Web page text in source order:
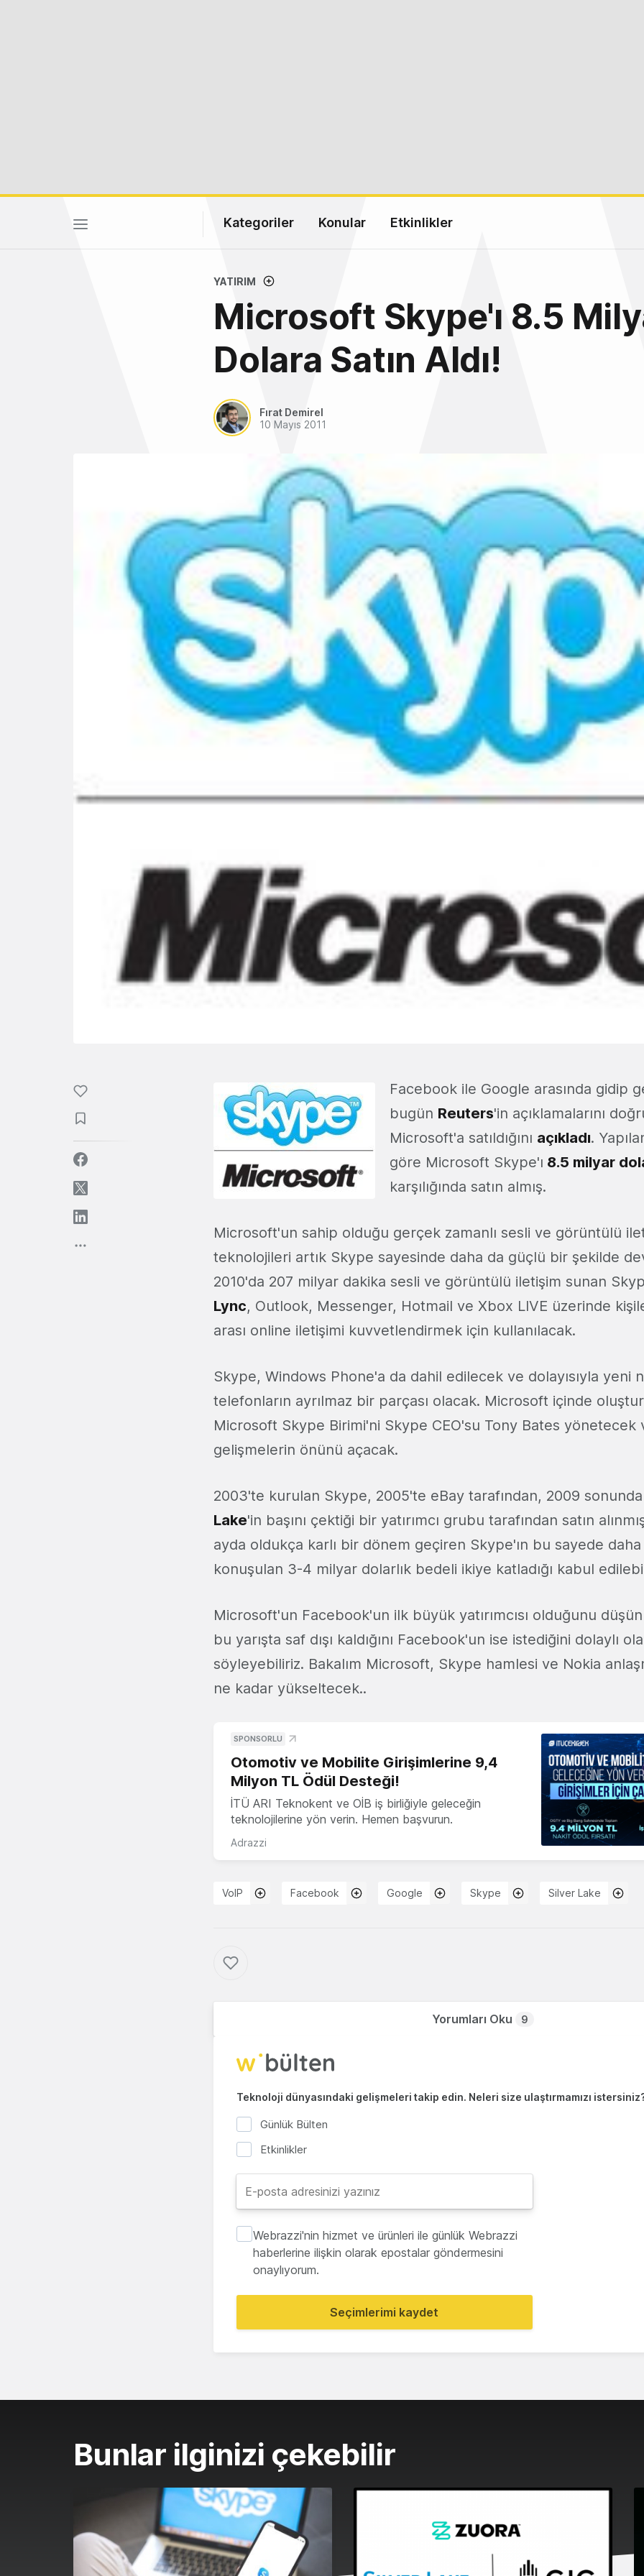
Kategoriler Konular Etkinlikler
YATIRIM
Microsoft Skype'ı 8.5
Dolara Satın Aldı!
Fırat Demirel
10 Mayıs 2011
Facebook ile Google arasında gidip
bugün Reuters'in açıklamalarını
Microsoft'a satıldığını açıkladı.
göre Microsoft Skype'ı 8.5 milyar
karşılığında satın almış.
Microsoft'un sahip olduğu gerçek zamanlı sesli ve görüntülü
teknolojileri artık Skype sayesinde daha da güçlü bir şekilde
2010'da 207 milyar dakika sesli ve görüntülü iletişim sunan
Lync, Outlook, Messenger, Hotmail ve Xbox LIVE üzerinde
arası online iletişimi kuvvetlendirmek için kullanılacak.
Skype, Windows Phone'a da dahil edilecek ve dolayısıyla yeni
telefonların ayrılmaz bir parçası olacak. Microsoft içinde
Microsoft Skype Birimi'ni Skype CEO'su Tony Bates yönetecek
gelişmelerin önünü açacak.
2003'te kurulan Skype, 2005'te eBay tarafından, 2009
Lake'in başını çektiği bir yatırımcı grubu tarafından satın
ayda oldukça karlı bir dönem geçiren Skype'ın bu sayede
konuşulan 3-4 milyar dolarlık bedeli ikiye katladığı kabul
Microsoft'un Facebook'un ilk büyük yatırımcısı olduğunu
bu yarışta saf dışı kaldığını Facebook'un ise istediğini dolaylı
söyleyebiliriz. Bakalım Microsoft, Skype hamlesi ve Nokia
ne kadar yükseltecek..
SPONSORLU
Otomotiv ve Mobilite Girişimlerine 9,4
Milyon TL Ödül Desteği!
İTÜ ARI Teknokent ve OİB iş birliğiyle geleceğin
teknolojilerine yön verin. Hemen başvurun.
Adrazzi
VoIP Facebook Google Skype Silver Lake
Yorumları Oku 9
Teknoloji dünyasındaki gelişmeleri takip edin. Neleri size ulaştırmamızı
Günlük Bülten
Etkinlikler
Webrazzi'nin hizmet ve ürünleri ile günlük Webrazzi
haberlerine ilişkin olarak epostalar göndermesini
onaylıyorum.
Seçimlerimi kaydet
Bunlar ilginizi çekebilir